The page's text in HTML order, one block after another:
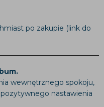
po zakupie (link do
wewnętrznego spokoju,
nastawienia